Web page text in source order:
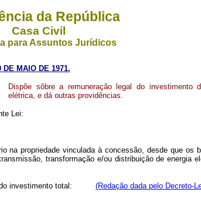
da República
Casa Civil
para Assuntos Jurídicos
MAIO DE 1971.
Dispõe sôbre a remuneração legal do investimento
elétrica, e dá outras providências.
Lei:
propriedade vinculada à concessão, desde que os
transformação e/ou distribuição de energia
do investimento total: (Redação dada pelo Decreto-